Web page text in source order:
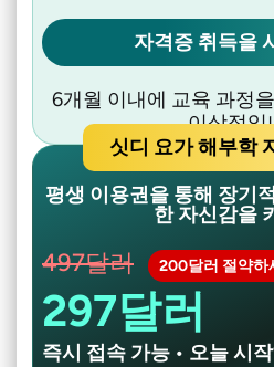
자격증 취득을
6개월 이내에 교육 과정
이상적입
싯디 요가 해부학
평생 이용권을 통해 장기
한 자신감을
497달러 200달러 절약하
297달러
즉시 접속 가능 • 오늘 시